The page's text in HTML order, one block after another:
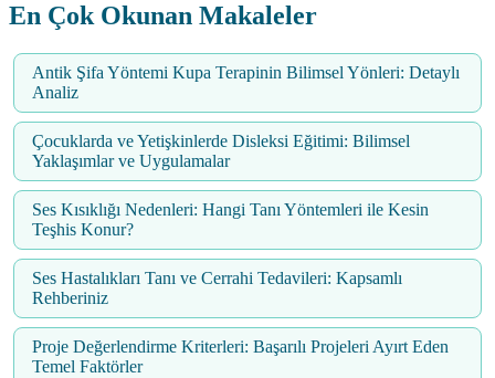
En Çok Okunan Makaleler
Antik Şifa Yöntemi Kupa Terapinin Bilimsel Yönleri: Detaylı
Analiz
Çocuklarda ve Yetişkinlerde Disleksi Eğitimi: Bilimsel
Yaklaşımlar ve Uygulamalar
Ses Kısıklığı Nedenleri: Hangi Tanı Yöntemleri ile Kesin
Teşhis Konur?
Ses Hastalıkları Tanı ve Cerrahi Tedavileri: Kapsamlı
Rehberiniz
Proje Değerlendirme Kriterleri: Başarılı Projeleri Ayırt Eden
Temel Faktörler